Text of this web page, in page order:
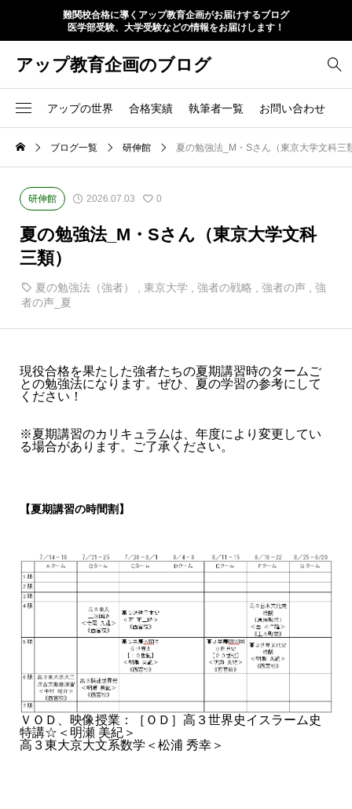
難関校合格に導くアップ教育企画がお届けするブログ
医学部受験、大学受験などの情報をお届けします！
アップ教育企画のブログ
アップの世界 合格実績 執筆者一覧 お問い合わせ
ブログ一覧 研伸館 夏の勉強法_M・Sさん（東京大学文科三
研伸館 2026.07.03 0
夏の勉強法_M・Sさん（東京大学文科
三類）
夏の勉強法（強者） 東京大学 強者の戦略 強者の声
強
者の声_夏
現役合格を果たした強者たちの夏期講習時のタームご
との勉強法になります。ぜひ、夏の学習の参考にして
ください！
※夏期講習のカリキュラムは、年度により変更してい
る場合があります。ご了承ください。
【夏期講習の時間割】
ＶＯＤ、映像授業：［ＯＤ］高３世界史イスラーム史
特講☆＜明瀬 美紀＞
高３東大京大文系数学＜松浦 秀幸＞